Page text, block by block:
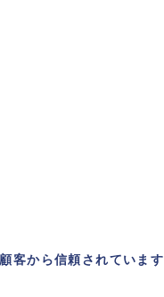
客から信頼されています